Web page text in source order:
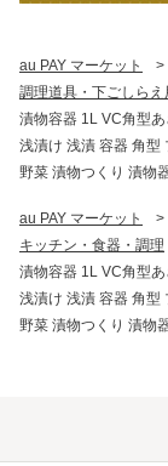
au PAY マーケット >
調理道具・下ごしらえ
漬物容器 1L VC角型
浅漬け 浅漬 容器 角型
野菜 漬物つくり 漬物
au PAY マーケット >
キッチン・食器・調理
漬物容器 1L VC角型
浅漬け 浅漬 容器 角型
野菜 漬物つくり 漬物